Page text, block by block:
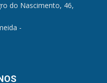
do Nascimento, 46,
-